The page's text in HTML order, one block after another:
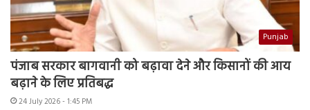
Punjab
पंजाब सरकार बागवानी को बढ़ावा देने और किसानों की आय
बढ़ाने के लिए प्रतिबद्ध
24 July 2026 - 1:45 PM